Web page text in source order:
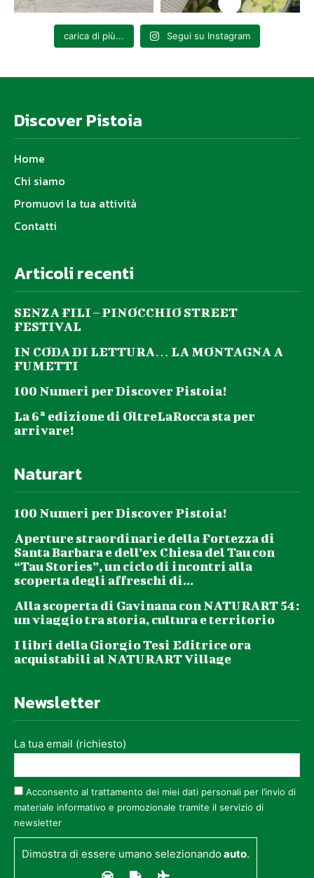
carica di più... Segui su Instagram
Discover Pistoia
Home
Chi siamo
Promuovi la tua attività
Contatti
Articoli recenti
SENZA FILI – PINOCCHIO STREET
FESTIVAL
IN CODA DI LETTURA… LA MONTAGNA A
FUMETTI
100 Numeri per Discover Pistoia!
La 6ª edizione di OltreLaRocca sta per
arrivare!
Naturart
100 Numeri per Discover Pistoia!
Aperture straordinarie della Fortezza di
Santa Barbara e dell’ex Chiesa del Tau con
“Tau Stories”, un ciclo di incontri alla
scoperta degli affreschi di...
Alla scoperta di Gavinana con NATURART 54:
un viaggio tra storia, cultura e territorio
I libri della Giorgio Tesi Editrice ora
acquistabili al NATURART Village
Newsletter
La tua email (richiesto)
Acconsento al trattamento dei miei dati personali per l’invio di
materiale informativo e promozionale tramite il servizio di
newsletter
Dimostra di essere umano selezionandoauto.